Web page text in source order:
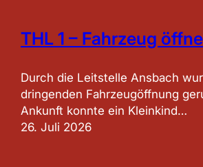
THL 1 – Fahrzeug
Durch die Leitstelle Ansbach
dringenden Fahrzeugöffnung
Ankunft konnte ein Kleinkind…
26. Juli 2026